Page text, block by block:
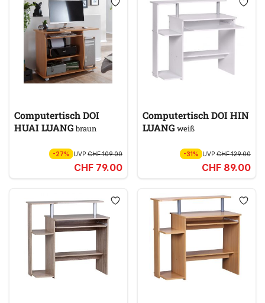
Computertisch DOI
HUAI LUANG braun
-27% UVP CHF 109.00
CHF 79.00
Computertisch DOI HIN
LUANG weiß
-31% UVPCHF 129.00
CHF 89.00